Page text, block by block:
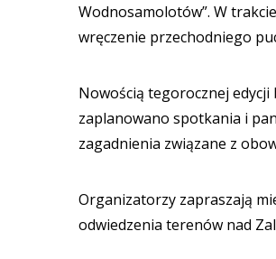
Wodnosamolotów”. W
wręczenie przechodniego
Nowością tegorocznej edycji
zaplanowano spotkania i
zagadnienia związane z
Organizatorzy zapraszają
odwiedzenia terenów nad